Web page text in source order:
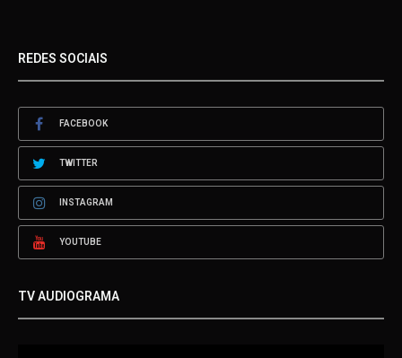
REDES SOCIAIS
FACEBOOK
TWITTER
INSTAGRAM
YOUTUBE
TV AUDIOGRAMA